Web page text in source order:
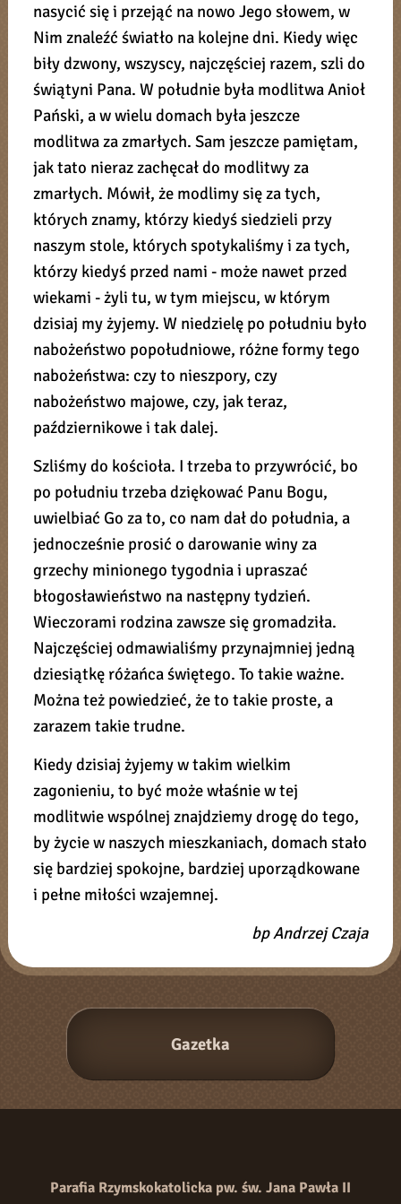
nasycić się i przejąć na nowo Jego słowem, w
Nim znaleźć światło na kolejne dni. Kiedy więc
biły dzwony, wszyscy, najczęściej razem, szli do
świątyni Pana. W południe była modlitwa Anioł
Pański, a w wielu domach była jeszcze
modlitwa za zmarłych. Sam jeszcze pamiętam,
jak tato nieraz zachęcał do modlitwy za
zmarłych. Mówił, że modlimy się za tych,
których znamy, którzy kiedyś siedzieli przy
naszym stole, których spotykaliśmy i za tych,
którzy kiedyś przed nami - może nawet przed
wiekami - żyli tu, w tym miejscu, w którym
dzisiaj my żyjemy. W niedzielę po południu było
nabożeństwo popołudniowe, różne formy tego
nabożeństwa: czy to nieszpory, czy
nabożeństwo majowe, czy, jak teraz,
październikowe i tak dalej.
Szliśmy do kościoła. I trzeba to przywrócić, bo
po południu trzeba dziękować Panu Bogu,
uwielbiać Go za to, co nam dał do południa, a
jednocześnie prosić o darowanie winy za
grzechy minionego tygodnia i upraszać
błogosławieństwo na następny tydzień.
Wieczorami rodzina zawsze się gromadziła.
Najczęściej odmawialiśmy przynajmniej jedną
dziesiątkę różańca świętego. To takie ważne.
Można też powiedzieć, że to takie proste, a
zarazem takie trudne.
Kiedy dzisiaj żyjemy w takim wielkim
zagonieniu, to być może właśnie w tej
modlitwie wspólnej znajdziemy drogę do tego,
by życie w naszych mieszkaniach, domach stało
się bardziej spokojne, bardziej uporządkowane
i pełne miłości wzajemnej.
bp Andrzej Czaja
Parafia Rzymskokatolicka pw. św. Jana Pawła II